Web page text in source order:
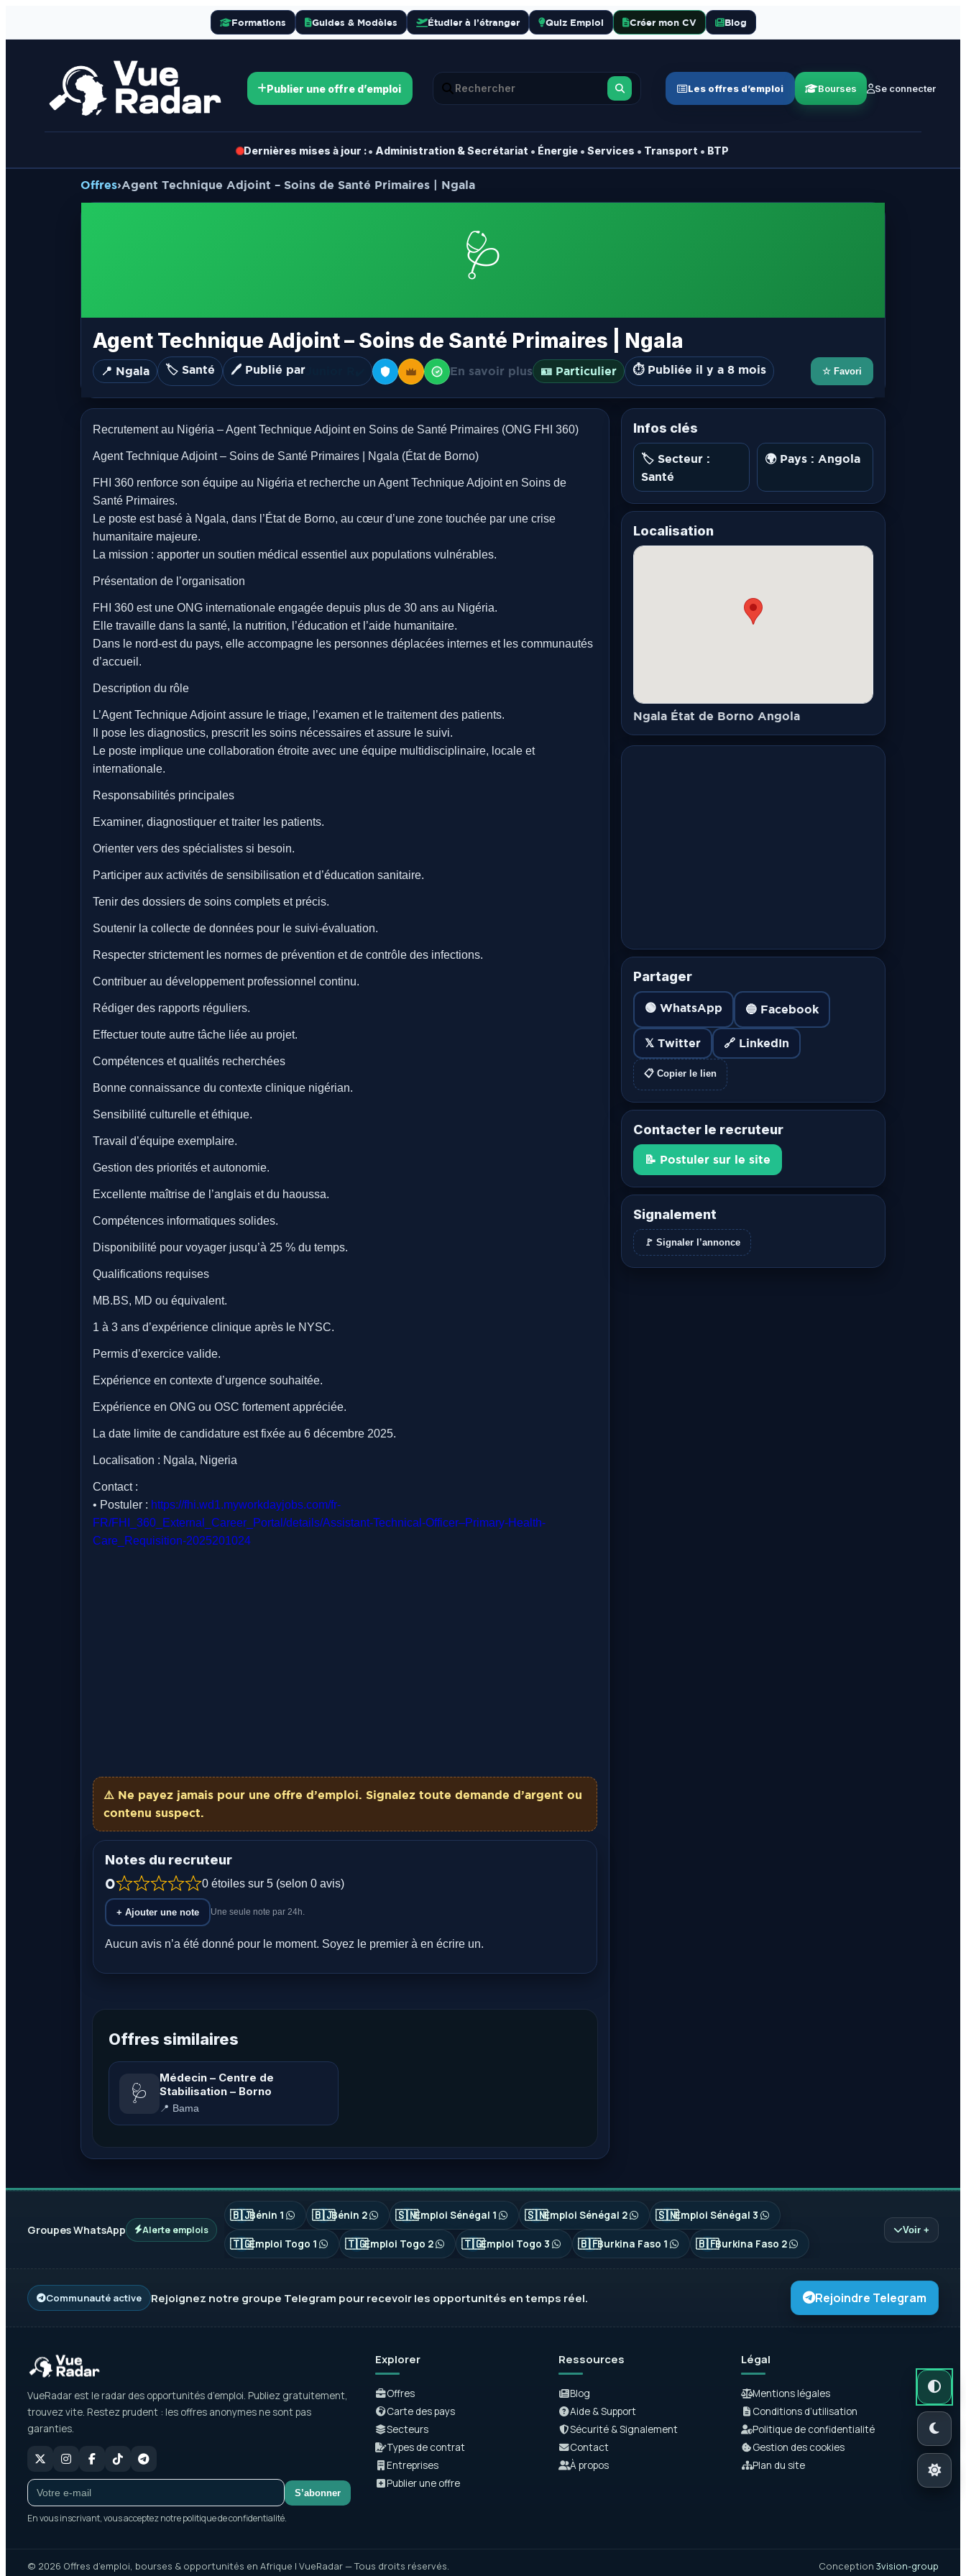
Formations Guides & Modèles Étudier à l’étranger Quiz Emploi Créer mon CV Blog
Publier une offre d’emploi Les offres d’emploi Bourses Se connecter
Dernières mises à jour :• Administration & Secrétariat • Énergie • Services • Transport • BTP
Offres›Agent Technique Adjoint – Soins de Santé Primaires | Ngala
🩺
Agent Technique Adjoint – Soins de Santé Primaires | Ngala
📍 Ngala 🏷️ Santé 🖊️ Publié par En savoir plus 🪪 Particulier ⏱️ Publiée il y a 8 mois ☆ Favori
Recrutement au Nigéria – Agent Technique Adjoint en Soins de Santé Primaires (ONG FHI 360)
Agent Technique Adjoint – Soins de Santé Primaires | Ngala (État de Borno)
FHI 360 renforce son équipe au Nigéria et recherche un Agent Technique Adjoint en Soins de
Santé Primaires.
Le poste est basé à Ngala, dans l’État de Borno, au cœur d’une zone touchée par une crise
humanitaire majeure.
La mission : apporter un soutien médical essentiel aux populations vulnérables.
Présentation de l’organisation
FHI 360 est une ONG internationale engagée depuis plus de 30 ans au Nigéria.
Elle travaille dans la santé, la nutrition, l’éducation et l’aide humanitaire.
Dans le nord-est du pays, elle accompagne les personnes déplacées internes et les communautés
d’accueil.
Description du rôle
L’Agent Technique Adjoint assure le triage, l’examen et le traitement des patients.
Il pose les diagnostics, prescrit les soins nécessaires et assure le suivi.
Le poste implique une collaboration étroite avec une équipe multidisciplinaire, locale et
internationale.
Responsabilités principales
Examiner, diagnostiquer et traiter les patients.
Orienter vers des spécialistes si besoin.
Participer aux activités de sensibilisation et d’éducation sanitaire.
Tenir des dossiers de soins complets et précis.
Soutenir la collecte de données pour le suivi-évaluation.
Respecter strictement les normes de prévention et de contrôle des infections.
Contribuer au développement professionnel continu.
Rédiger des rapports réguliers.
Effectuer toute autre tâche liée au projet.
Compétences et qualités recherchées
Bonne connaissance du contexte clinique nigérian.
Sensibilité culturelle et éthique.
Travail d’équipe exemplaire.
Gestion des priorités et autonomie.
Excellente maîtrise de l’anglais et du haoussa.
Compétences informatiques solides.
Disponibilité pour voyager jusqu’à 25 % du temps.
Qualifications requises
MB.BS, MD ou équivalent.
1 à 3 ans d’expérience clinique après le NYSC.
Permis d’exercice valide.
Expérience en contexte d’urgence souhaitée.
Expérience en ONG ou OSC fortement appréciée.
La date limite de candidature est fixée au 6 décembre 2025.
Localisation : Ngala, Nigeria
Contact :
• Postuler : https://fhi.wd1.myworkdayjobs.com/fr-
FR/FHI_360_External_Career_Portal/details/Assistant-Technical-Officer–Primary-Health-
Care_Requisition-2025201024
⚠️ Ne payez jamais pour une offre d’emploi. Signalez toute demande d’argent ou
contenu suspect.
Notes du recruteur
0 0 étoiles sur 5 (selon 0 avis)
+ Ajouter une note Une seule note par 24h.
Aucun avis n’a été donné pour le moment. Soyez le premier à en écrire un.
Offres similaires
🩺
Médecin – Centre de
Stabilisation – Borno
📍 Bama
Infos clés
🏷️ Secteur :
Santé
🌍 Pays : Angola
Localisation
Ngala État de Borno Angola
Partager
🟢 WhatsApp 🔵 Facebook
𝕏 Twitter 🔗 LinkedIn
📋 Copier le lien
Contacter le recruteur
📝 Postuler sur le site
Signalement
🚩 Signaler l’annonce
Groupes WhatsApp Alerte emplois
🇧🇯Bénin 1 🇧🇯Bénin 2 🇸🇳Emploi Sénégal 1 🇸🇳Emploi Sénégal 2 🇸🇳Emploi Sénégal 3
🇹🇬Emploi Togo 1 🇹🇬Emploi Togo 2 🇹🇬Emploi Togo 3 🇧🇫Burkina Faso 1 🇧🇫Burkina Faso 2
Voir +
Communauté active Rejoignez notre groupe Telegram pour recevoir les opportunités en temps réel. Rejoindre Telegram
VueRadar est le radar des opportunités d’emploi. Publiez gratuitement,
trouvez vite. Restez prudent : les offres anonymes ne sont pas
garanties.
S’abonner
En vous inscrivant, vous acceptez notre politique de confidentialité.
Explorer
Offres
Carte des pays
Secteurs
Types de contrat
Entreprises
Publier une offre
Ressources
Blog
Aide & Support
Sécurité & Signalement
Contact
À propos
Légal
Mentions légales
Conditions d’utilisation
Politique de confidentialité
Gestion des cookies
Plan du site
© 2026 Offres d’emploi, bourses & opportunités en Afrique | VueRadar — Tous droits réservés. Conception 3vision-group
Mode
Mode
Mode clair